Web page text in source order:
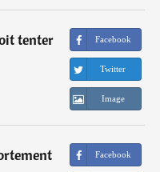
tenter
Facebook
Twitter
Image
Facebook